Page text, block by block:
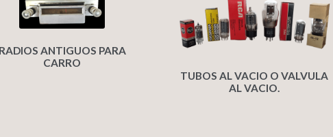
RADIOS ANTIGUOS PARA
CARRO
TUBOS AL VACIO O VALVULA
AL VACIO.